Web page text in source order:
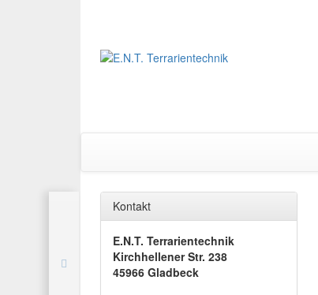
Kontakt
E.N.T. Terrarientechnik
Kirchhellener Str. 238
45966 Gladbeck